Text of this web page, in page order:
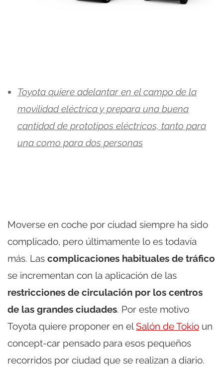
Toyota quiere adelantar en el campo de la
movilidad eléctrica y prepara una buena
cantidad de prototipos eléctricos, tanto para
una como para dos personas
Moverse en coche por ciudad siempre ha sido
complicado, pero últimamente lo es todavía
más. Las complicaciones habituales de tráfico
se incrementan con la aplicación de las
restricciones de circulación por los centros
de las grandes ciudades. Por este motivo
Toyota quiere proponer en elSalón de Tokio un
concept-car pensado para esos pequeños
recorridos por ciudad que se realizan a diario.